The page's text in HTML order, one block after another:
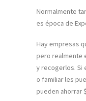
Normalmente
es época de
Hay empresas
pero realmente
y recogerlos. Si
o familiar les
pueden ahorrar